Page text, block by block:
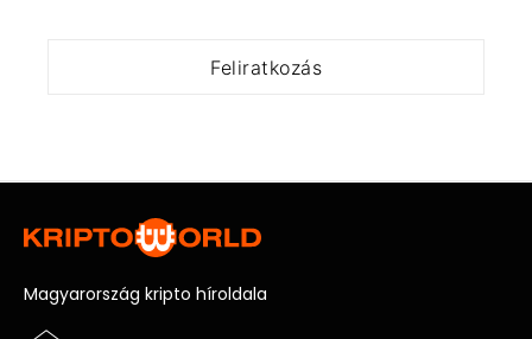
Magyarország kripto híroldala